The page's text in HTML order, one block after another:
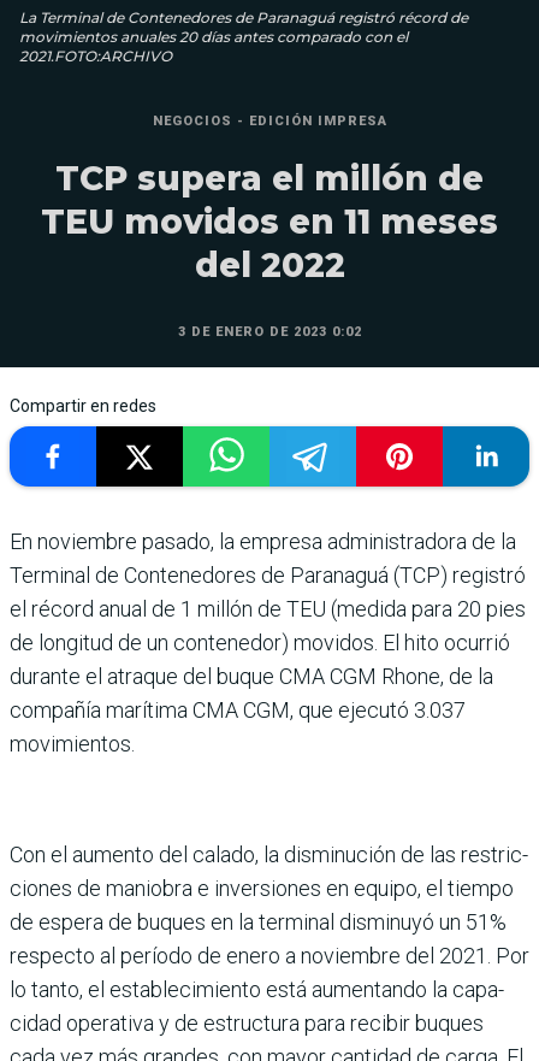
La Terminal de Contenedores de Paranaguá registró récord de
movimientos anuales 20 días antes comparado con el
2021.FOTO:ARCHIVO
NEGOCIOS - EDICIÓN IMPRESA
TCP supera el millón de
TEU movidos en 11 meses
del 2022
3 DE ENERO DE 2023 0:02
Compartir en redes
En noviembre pasado, la empresa adminis­tradora de la
Ter­minal de Contenedores de Paranaguá (TCP) registró
el récord anual de 1 millón de TEU (medida para 20 pies
de longitud de un contene­dor) movidos. El hito ocu­rrió
durante el atraque del buque CMA CGM Rhone, de la
compañía marítima CMA CGM, que ejecutó 3.037
movimientos.
Con el aumento del calado, la disminución de las restric­
ciones de maniobra e inver­siones en equipo, el tiempo
de espera de buques en la ter­minal disminuyó un 51%
res­pecto al período de enero a noviembre del 2021. Por
lo tanto, el establecimiento está aumentando la capa­
cidad operativa y de estruc­tura para recibir buques